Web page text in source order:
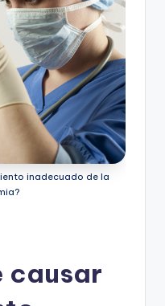
inadecuado de la
causar